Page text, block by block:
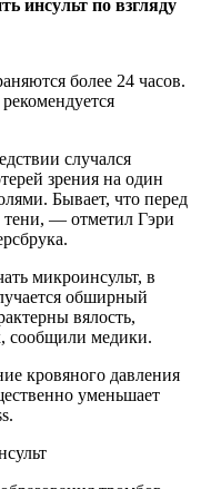
более 24 часов.
случался
зрения на один
Бывает, что перед
тени, — отметил Гэри
микроинсульт, в
обширный
вялость,
сообщили медики.
кровяного давления
уменьшает